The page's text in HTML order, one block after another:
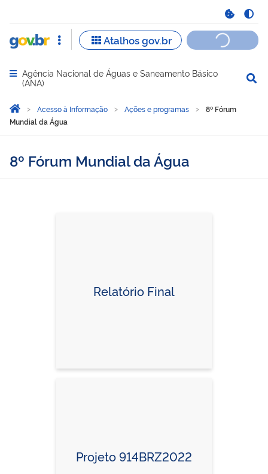
Abrir menu principal de navegação
Agência Nacional de Águas e Saneamento Básico
(ANA)
Você está aqui:
Página Inicial
Acesso à Informação Ações e programas
8º Fórum
Mundial da Água
8º Fórum Mundial da Água
Relatório Final
Projeto 914BRZ2022